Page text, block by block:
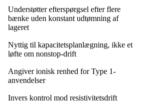
Understøtter efterspørgsel efter flere
bænke uden konstant udtømning af
lageret
Nyttig til kapacitetsplanlægning, ikke et
løfte om nonstop-drift
Angiver ionisk renhed for Type 1-
anvendelser
Invers kontrol mod resistivitetsdrift